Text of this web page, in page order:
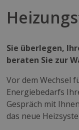
Sie überlegen,
beraten Sie zur
Vor dem Wechsel
Energiebedarfs
Gespräch mit
das neue